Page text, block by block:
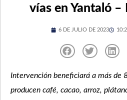
vías en Yantaló
6 DE JULIO DE 2023
Intervención beneficiará a más de
producen café, cacao, arroz,